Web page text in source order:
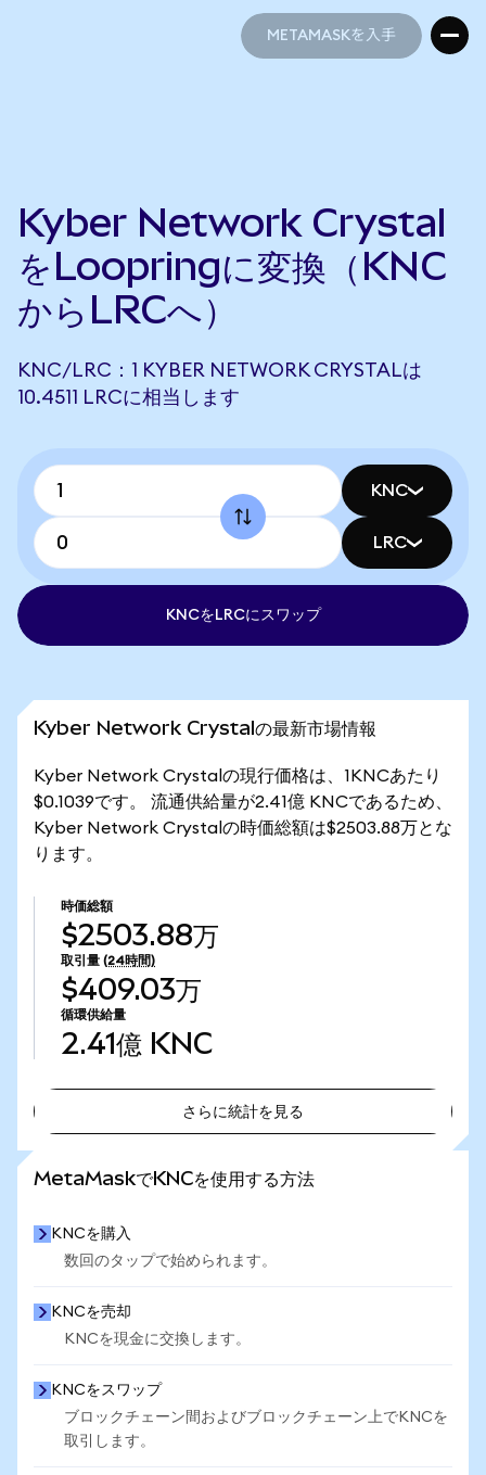
METAMASKを入手
Kyber Network Crystal
をLoopringに変換（KNC
からLRCへ）
KNC/LRC：1 KYBER NETWORK CRYSTALは
10.4511 LRCに相当します
KNC
LRC
KNCをLRCにスワップ
Kyber Network Crystalの最新市場情報
Kyber Network Crystalの現行価格は、1KNCあたり
$0.1039です。 流通供給量が2.41億 KNCであるため、
Kyber Network Crystalの時価総額は$2503.88万とな
ります。
時価総額
$2503.88万
取引量 (24時間)
$409.03万
循環供給量
2.41億 KNC
さらに統計を見る
MetaMaskでKNCを使用する方法
KNCを購入
数回のタップで始められます。
KNCを売却
KNCを現金に交換します。
KNCをスワップ
ブロックチェーン間およびブロックチェーン上でKNCを
取引します。